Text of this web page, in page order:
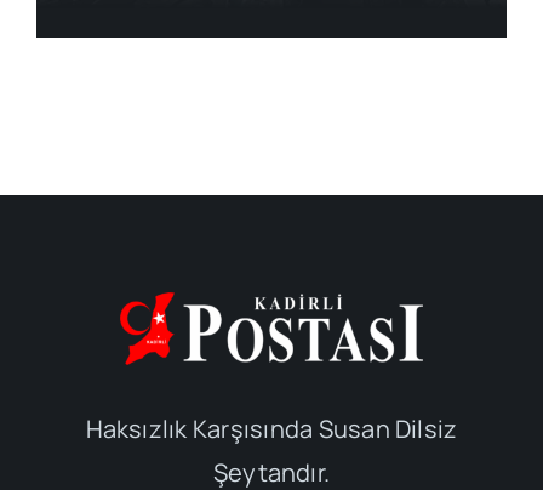
Haksızlık Karşısında Susan Dilsiz
Şeytandır.